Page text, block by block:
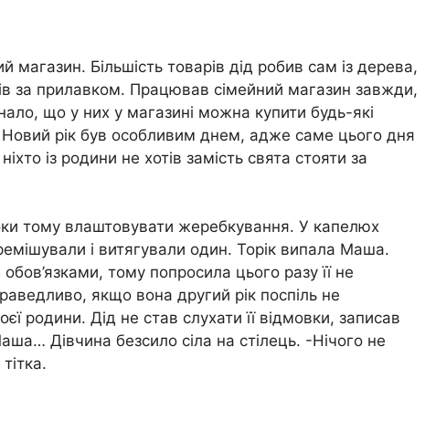
магазин. Більшість товарів дід робив сам із дерева,
за прилавком. Працював сімейний магазин завжди,
що у них у магазині можна купити будь-які
Новий рік був особливим днем, адже саме цього дня
із родини не хотів замість свята стояти за
тому влаштовувати жеребкування. У капелюх
і витягували один. Торік випала Маша.
тому попросила цього разу її не
якщо вона другий рік поспіль не
родини. Дід не став слухати її відмовки, записав
Дівчина безсило сіла на стілець. -Нічого не